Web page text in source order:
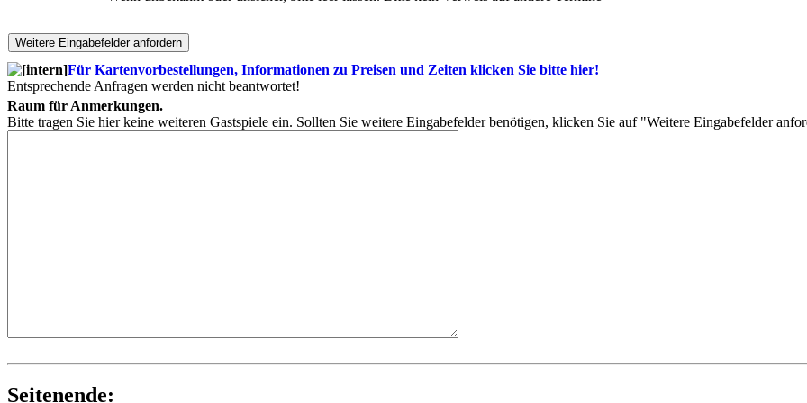
Für Kartenvorbestellungen, Informationen zu Preisen und Zeiten klicken Sie bitte hier!
Entsprechende Anfragen werden nicht beantwortet!
Raum für Anmerkungen.
Bitte tragen Sie hier keine weiteren Gastspiele ein. Sollten Sie weitere Eingabefelder benötigen, klicken Sie auf "Weitere Eingabefelder
Seitenende: